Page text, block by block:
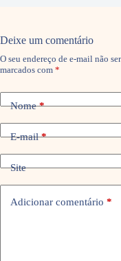
Deixe um comentário
O seu endereço de e-mail não
marcados com *
Nome*
E-mail*
Site
Adicionar comentário *